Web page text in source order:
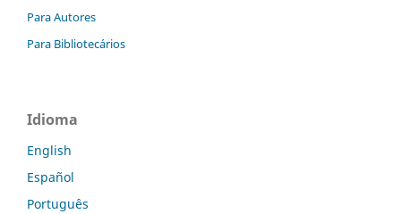
Para Autores
Para Bibliotecários
Idioma
English
Español
Português